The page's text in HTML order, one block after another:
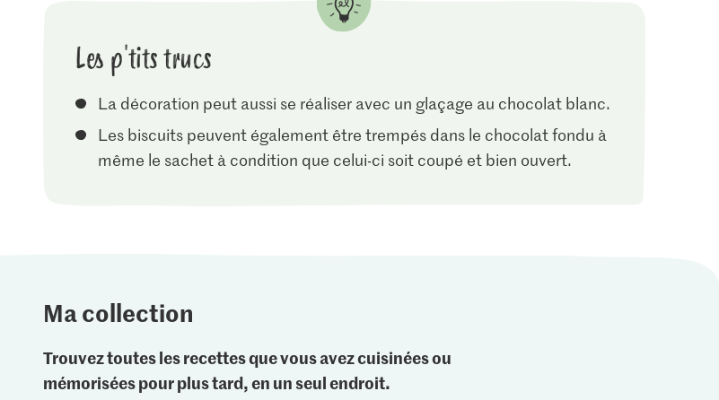
Les p'tits trucs
La décoration peut aussi se réaliser avec un glaçage au chocolat blanc.
Les biscuits peuvent également être trempés dans le chocolat fondu à
même le sachet à condition que celui-ci soit coupé et bien ouvert.
Ma collection
Trouvez toutes les recettes que vous avez cuisinées ou
mémorisées pour plus tard, en un seul endroit.